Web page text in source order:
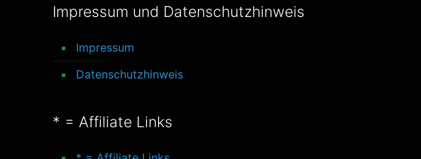
Impressum und Datenschutzhinweis
Impressum
Datenschutzhinweis
* = Affiliate Links